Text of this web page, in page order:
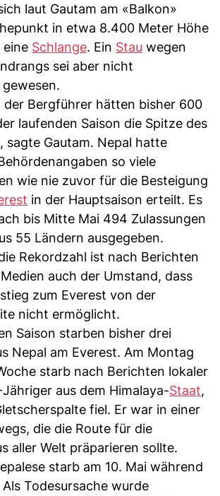
laut Gautam am «Balkon»
in etwa 8.400 Meter Höhe
eine Schlange. Ein Stau wegen
sei aber nicht
der Bergführer hätten bisher 600
laufenden Saison die Spitze des
sagte Gautam. Nepal hatte
so viele
wie nie zuvor für die Besteigung
in der Hauptsaison erteilt. Es
bis Mitte Mai 494 Zulassungen
55 Ländern ausgegeben.
Rekordzahl ist nach Berichten
auch der Umstand, dass
zum Everest von der
nicht ermöglicht.
Saison starben bisher drei
Nepal am Everest. Am Montag
starb nach Berichten lokaler
aus dem Himalaya-Staat,
fiel. Er war in einer
die die Route für die
aller Welt präparieren sollte.
starb am 10. Mai während
Todesursache wurde